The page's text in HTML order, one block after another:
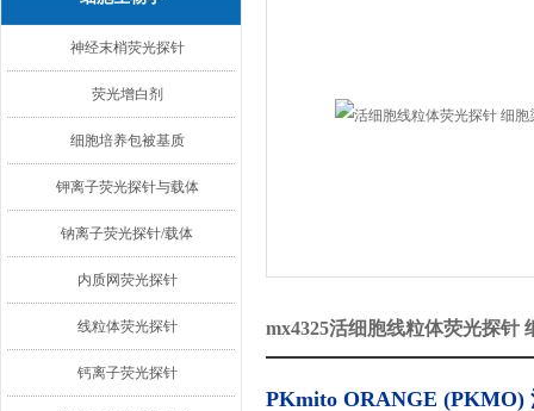
神经末梢荧光探针
荧光增白剂
细胞培养包被基质
钾离子荧光探针与载体
钠离子荧光探针/载体
内质网荧光探针
线粒体荧光探针
钙离子荧光探针
mx4325活细胞线粒体荧光探针
PKmito ORANGE (PKMO)